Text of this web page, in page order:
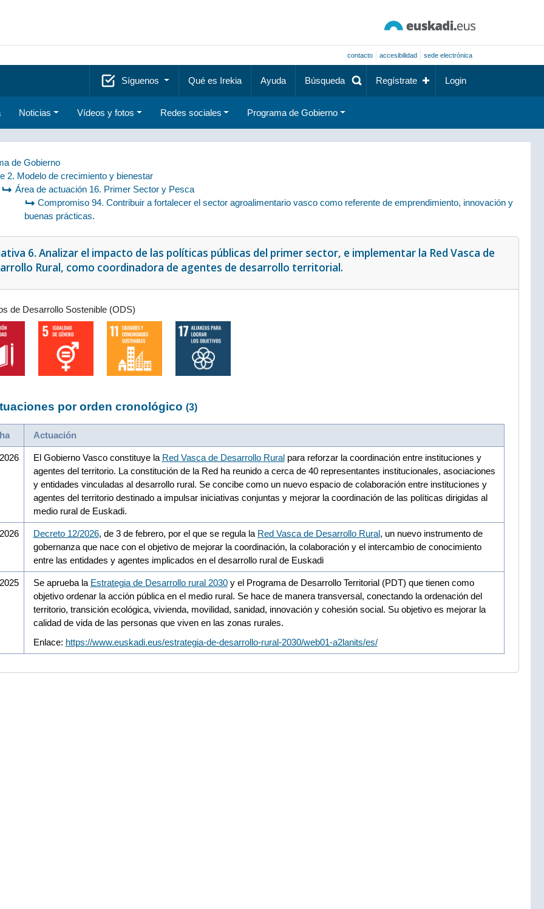
contacto accesibilidad sede electrónica
Síguenos Qué es Irekia Ayuda Búsqueda Regístrate Login
Noticias Vídeos y fotos Redes sociales Programa de Gobierno
de Gobierno
2. Modelo de crecimiento y bienestar
Área de actuación 16. Primer Sector y Pesca
Compromiso 94. Contribuir a fortalecer el sector agroalimentario vasco como referente de emprendimiento, innovación y
buenas prácticas.
6. Analizar el impacto de las políticas públicas del primer sector, e implementar la Red Vasca de
Rural, como coordinadora de agentes de desarrollo territorial.
de Desarrollo Sostenible (ODS)
por orden cronológico(3)
Actuación
El Gobierno Vasco constituye la Red Vasca de Desarrollo Ruralpara reforzar la coordinación entre instituciones y
agentes del territorio. La constitución de la Red ha reunido a cerca de 40 representantes institucionales, asociaciones
y entidades vinculadas al desarrollo rural. Se concibe como un nuevo espacio de colaboración entre instituciones y
agentes del territorio destinado a impulsar iniciativas conjuntas y mejorar la coordinación de las políticas dirigidas al
medio rural de Euskadi.
Decreto 12/2026, de 3 de febrero, por el que se regula la Red Vasca de Desarrollo Rural, un nuevo instrumento de
gobernanza que nace con el objetivo de mejorar la coordinación, la colaboración y el intercambio de conocimiento
entre las entidades y agentes implicados en el desarrollo rural de Euskadi
Se aprueba la Estrategia de Desarrollo rural 2030y el Programa de Desarrollo Territorial (PDT) que tienen como
objetivo ordenar la acción pública en el medio rural. Se hace de manera transversal, conectando la ordenación del
territorio, transición ecológica, vivienda, movilidad, sanidad, innovación y cohesión social. Su objetivo es mejorar la
calidad de vida de las personas que viven en las zonas rurales.
Enlace: https://www.euskadi.eus/estrategia-de-desarrollo-rural-2030/web01-a2lanits/es/